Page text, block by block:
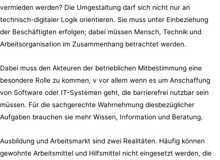
vermieden werden? Die Umgestaltung darf sich nicht nur an
technisch-digitaler Logik orientieren. Sie muss unter Einbeziehung
der Beschäftigten erfolgen; dabei müssen Mensch, Technik und
Arbeitsorganisation im Zusammenhang betrachtet werden.
Dabei muss den Akteuren der betrieblichen Mitbestimmung eine
besondere Rolle zu kommen, v vor allem wenn es um Anschaffung
von Software oder IT-Systemen geht, die barrierefrei nutzbar sein
müssen. Für die sachgerechte Wahrnehmung diesbezüglicher
Aufgaben brauchen sie mehr Wissen, Information und Beratung.
Ausbildung und Arbeitsmarkt sind zwei Realitäten. Häufig können
gewohnte Arbeitsmittel und Hilfsmittel nicht eingesetzt werden, die